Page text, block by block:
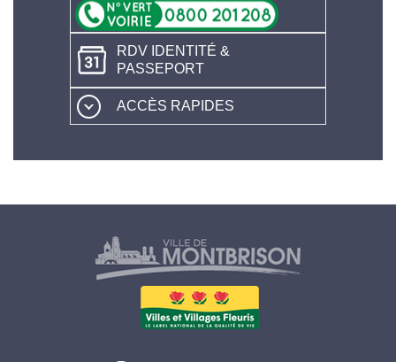
RDV IDENTITÉ &
PASSEPORT
ACCÈS RAPIDES